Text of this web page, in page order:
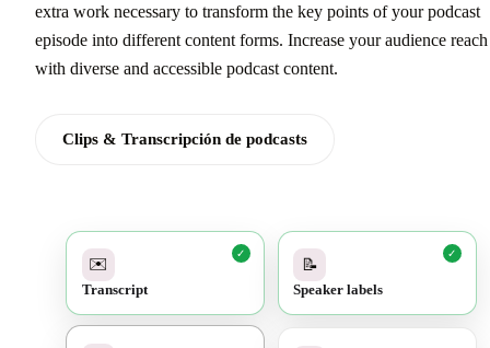
extra work necessary to transform the key points of your podcast
episode into different content forms. Increase your audience reach
with diverse and accessible podcast content.
Clips & Transcripción de podcasts
✉️
Transcript
✓
📝
Speaker labels
✓